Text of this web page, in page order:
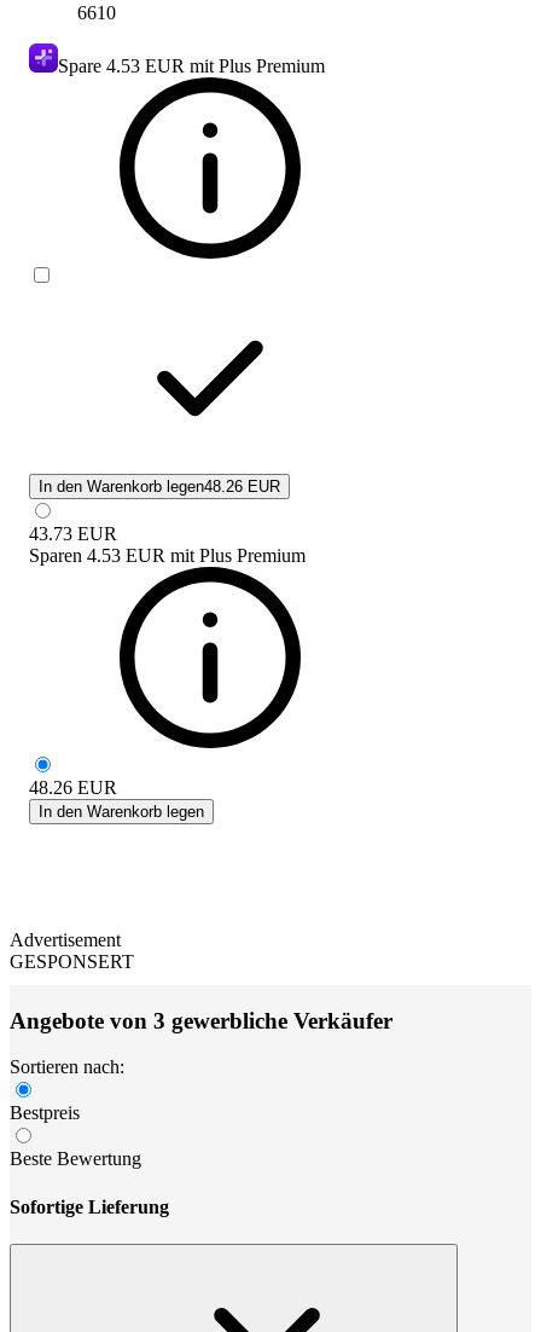
6610
Spare 4.53 EUR mit Plus Premium
In den Warenkorb legen48.26 EUR
43.73 EUR
Sparen 4.53 EUR mit Plus Premium
48.26 EUR
In den Warenkorb legen
Advertisement
GESPONSERT
Angebote von 3 gewerbliche Verkäufer
Sortieren nach:
Bestpreis
Beste Bewertung
Sofortige Lieferung